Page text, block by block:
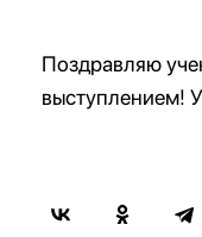
Поздравляю
выступлением!